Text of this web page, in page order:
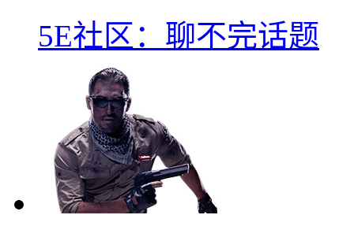
5E社区：聊不完话题